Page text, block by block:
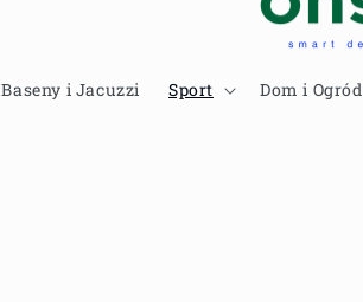
Baseny i Jacuzzi Sport Dom i Ogród